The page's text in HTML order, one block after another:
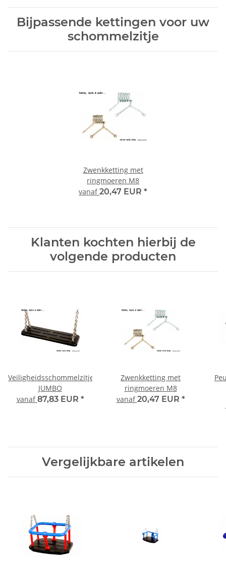
Bijpassende kettingen voor uw
schommelzitje
Zwenkketting met
ringmoeren M8
vanaf20,47 EUR *
Klanten kochten hierbij de
volgende producten
Veiligheidsschommelzitje
JUMBO
vanaf87,83 EUR *
Zwenkketting met
ringmoeren M8
vanaf20,47 EUR *
Vergelijkbare artikelen